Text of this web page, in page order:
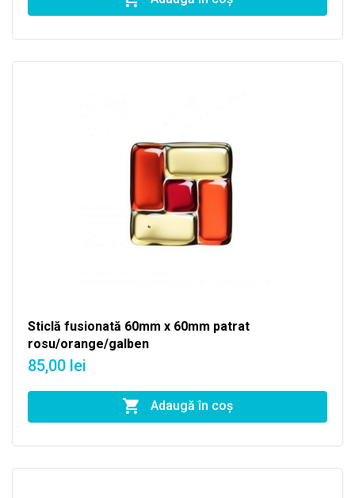
Sticlă fusionată 60mm x 60mm patrat
rosu/orange/galben
85,00 lei
Adaugă în coş